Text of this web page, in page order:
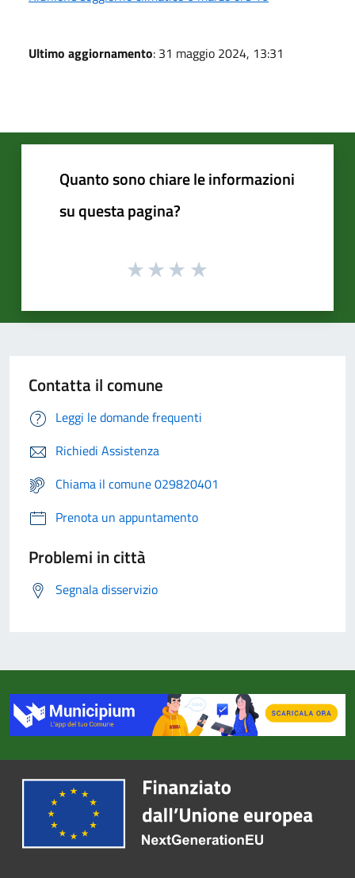
Ultimo aggiornamento: 31 maggio 2024, 13:31
Quanto sono chiare le informazioni
su questa pagina?
Contatta il comune
Leggi le domande frequenti
Richiedi Assistenza
Chiama il comune 029820401
Prenota un appuntamento
Problemi in città
Segnala disservizio